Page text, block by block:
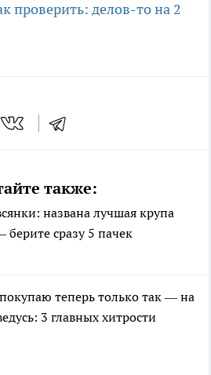
проверить: делов-то на 2
также:
названа лучшая крупа
сразу 5 пачек
теперь только так — на
3 главных хитрости